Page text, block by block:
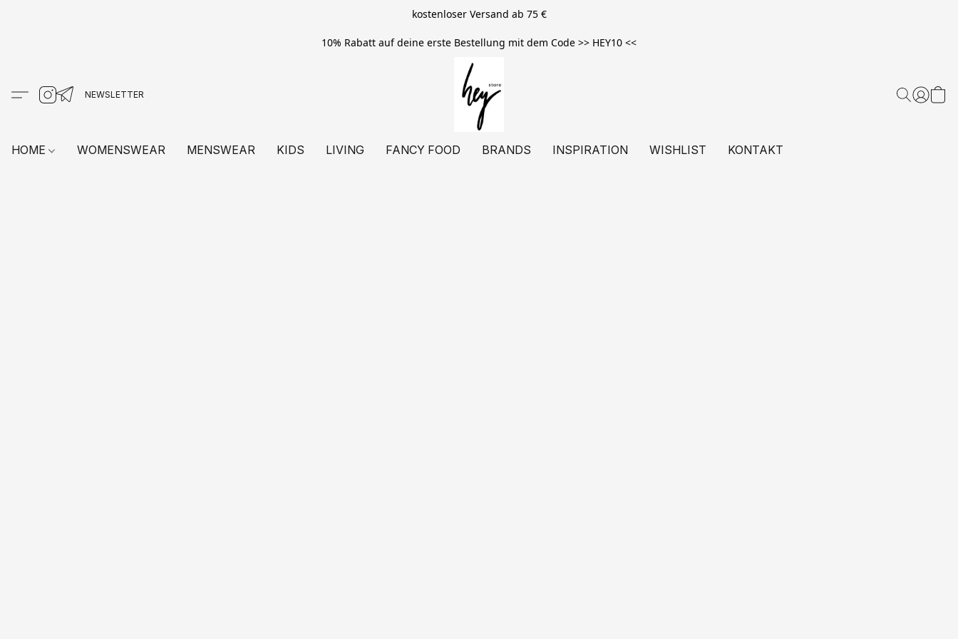
kostenloser Versand ab 75 €
10% Rabatt auf deine erste Bestellung mit dem Code >> HEY10 <<
HOME WOMENSWEAR MENSWEAR KIDS LIVING FANCY FOOD BRANDS INSPIRATION WISHLIST KONTAKT